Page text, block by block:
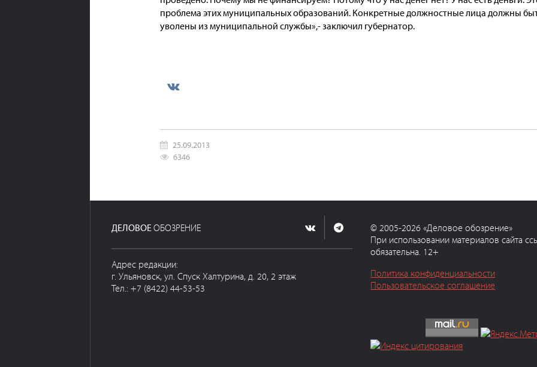
проблема этих муниципальных образований. Конкретные должностные лица должны
уволены из муниципальной службы»,- заключил губернатор.
25.09.2013
6346
ДЕЛОВОЕОБОЗРЕНИЕ
Адрес редакции:
г. Ульяновск, ул. Спуск Халтурина, д. 20, 2 этаж
Тел.: +7 (8422) 44-53-53
© 2005-2026 «Деловое обозрение»
При использовании материалов сайта
обязательна. 12+
Политика конфиденциальности
Пользовательское соглашение